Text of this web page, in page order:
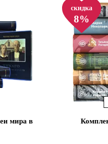
мира в
скидка
8%